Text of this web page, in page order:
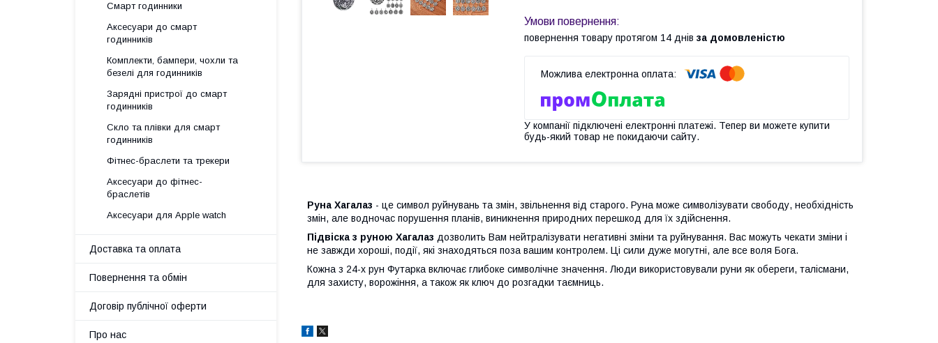
повернення товару протягом 14 днів за домовленістю
У компанії підключені електронні платежі. Тепер ви можете купити
будь-який товар не покидаючи сайту.
Руна Хагалаз - це символ руйнувань та змін, звільнення від старого. Руна може символізувати свободу, необхідність
змін, але водночас порушення планів, виникнення природних перешкод для їх здійснення.
Підвіска з руною Хагалаз дозволить Вам нейтралізувати негативні зміни та руйнування. Вас можуть чекати зміни і
не завжди хороші, події, які знаходяться поза вашим контролем. Ці сили дуже могутні, але все воля Бога.
Кожна з 24-х рун Футарка включає глибоке символічне значення. Люди використовували руни як обереги, талісмани,
для захисту, ворожіння, а також як ключ до розгадки таємниць.
Смарт годинники
Аксесуари до смарт
годинників
Комплекти, бампери, чохли та
безелі для годинників
Зарядні пристрої до смарт
годинників
Скло та плівки для смарт
годинників
Фітнес-браслети та трекери
Аксесуари до фітнес-
браслетів
Аксесуари для Apple watch
Доставка та оплата
Повернення та обмін
Договір публічної оферти
Про нас